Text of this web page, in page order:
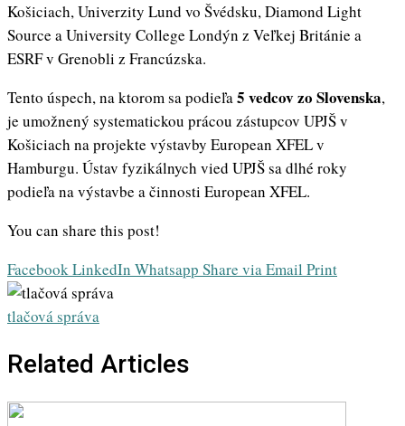
Košiciach, Univerzity Lund vo Švédsku, Diamond Light
Source a University College Londýn z Veľkej Británie a
ESRF v Grenobli z Francúzska.
Tento úspech, na ktorom sa podieľa5 vedcov zo Slovenska,
je umožnený systematickou prácou zástupcov UPJŠ v
Košiciach na projekte výstavby European XFEL v
Hamburgu. Ústav fyzikálnych vied UPJŠ sa dlhé roky
podieľa na výstavbe a činnosti European XFEL.
You can share this post!
FacebookLinkedIn Whatsapp Share via Email Print
tlačová správa
Related Articles